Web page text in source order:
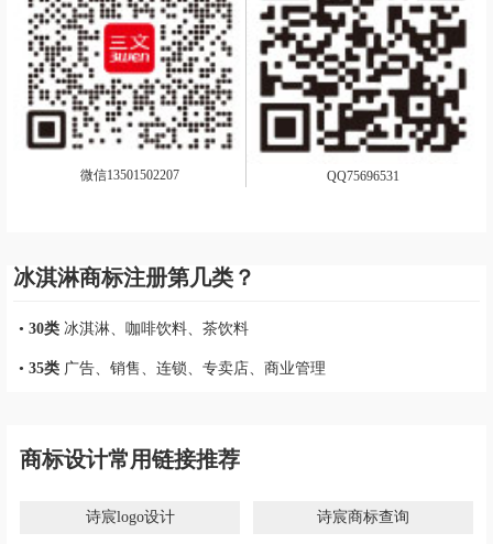
微信13501502207 QQ75696531
冰淇淋商标注册第几类？
• 30类 冰淇淋、咖啡饮料、茶饮料
• 35类 广告、销售、连锁、专卖店、商业管理
商标设计常用链接推荐
诗宸logo设计 诗宸商标查询